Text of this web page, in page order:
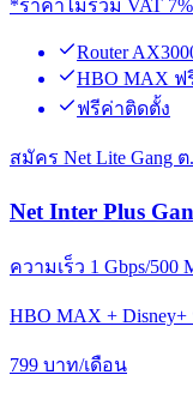
*ราคาไม่รวม VAT
Router
HBO MAX ฟ
ฟรีค่าติดตั้ง
สมัคร Net Lite Gang
Net Inter Plus
ความเร็ว 1 Gbps/500
HBO MAX + Disney+
799 บาท/เดือน